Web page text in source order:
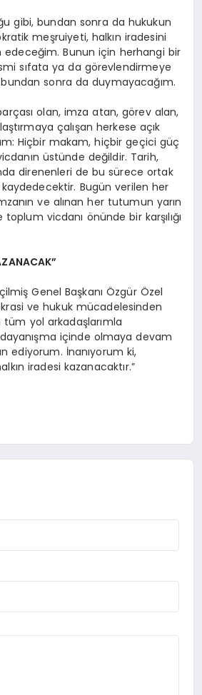
gibi, bundan sonra da hukukun
meşruiyeti, halkın iradesini
Bunun için herhangi bir
sıfata ya da görevlendirmeye
sonra da duymayacağım.
olan, imza atan, görev alan,
çalışan herkese açık
Hiçbir makam, hiçbir geçici güç
üstünde değildir. Tarih,
direnenleri de bu sürece ortak
kaydedecektir. Bugün verilen her
ve alınan her tutumun yarın
vicdanı önünde bir karşılığı
Genel Başkanı Özgür Özel
ve hukuk mücadelesinden
yol arkadaşlarımla
içinde olmaya devam
ediyorum. İnanıyorum ki,
iradesi kazanacaktır.”